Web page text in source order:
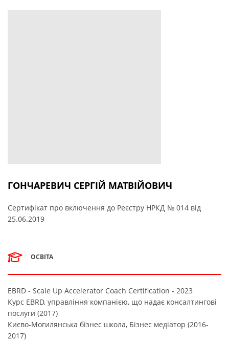
ГОНЧАРЕВИЧ СЕРГІЙ МАТВІЙОВИЧ
Сертифікат про включення до Реєстру НРКД № 014 від
25.06.2019
ОСВІТА
EBRD - Scale Up Accelerator Coach Certification - 2023
Курс EBRD, управління компанією, що надає консалтингові
послуги (2017)
Києво-Могилянська бізнес школа, Бізнес медіатор (2016-
2017)